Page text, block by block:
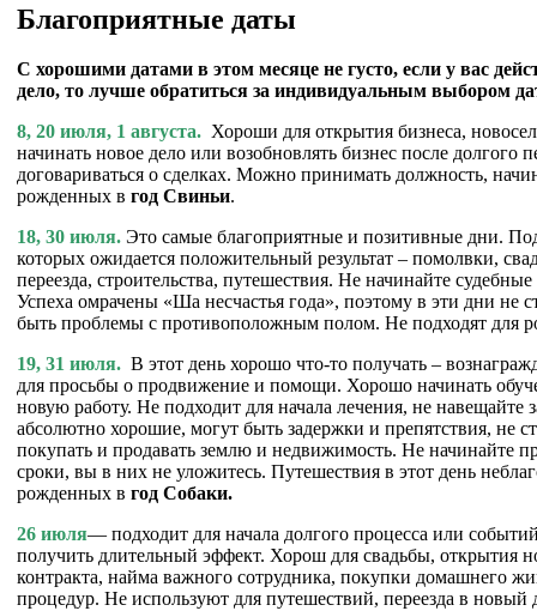
Благоприятные даты
С хорошими датами в этом месяце не густо, если у вас
дело, то лучше обратиться за индивидуальным выбором
8, 20 июля, 1 августа. Хороши для открытия бизнеса,
начинать новое дело или возобновлять бизнес после долгого
договариваться о сделках. Можно принимать должность,
рожденных в год Свиньи.
18, 30 июля. Это самые благоприятные и позитивные дни.
которых ожидается положительный результат – помолвки,
переезда, строительства, путешествия. Не начинайте
Успеха омрачены «Ша несчастья года», поэтому в эти дни не
быть проблемы с противоположным полом. Не подходят для
19, 31 июля. В этот день хорошо что-то получать –
для просьбы о продвижение и помощи. Хорошо начинать
новую работу. Не подходит для начала лечения, не
абсолютно хорошие, могут быть задержки и препятствия, не
покупать и продавать землю и недвижимость. Не начинайте
сроки, вы в них не уложитесь. Путешествия в этот день
рожденных в год Собаки.
26 июля— подходит для начала долгого процесса или
получить длительный эффект. Хорош для свадьбы, открытия
контракта, найма важного сотрудника, покупки домашнего
процедур. Не используют для путешествий, переезда в новый